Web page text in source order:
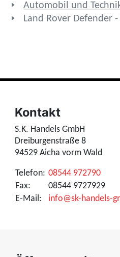
Automobil und
Land Rover Defender
Kontakt
S.K. Handels GmbH
Dreiburgenstraße 8
94529 Aicha vorm Wald
Telefon: 08544 972790
Fax:
08544 9727929
E-Mail:
info@sk-handels-